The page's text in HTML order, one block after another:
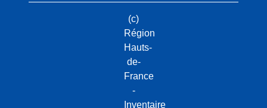
(c)
Région
Hauts-
de-
France
-
Inventaire